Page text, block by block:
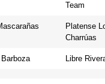
Team
Platense
Charrúas
Barboza Libre